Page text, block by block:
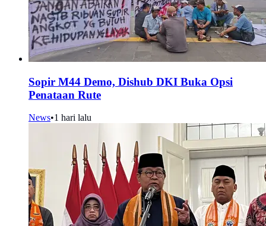
Sopir M44 Demo, Dishub DKI Buka Opsi
Penataan Rute
News•1 hari lalu